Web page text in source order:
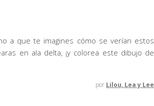
a que te imagines cómo se verían estos
en ala delta, ¡y colorea este dibujo de
por Lilou, Lea y Lee